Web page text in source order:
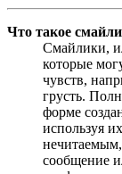
Что такое
Смайлики,
которые
чувств,
грусть.
форме
используя
сообщение